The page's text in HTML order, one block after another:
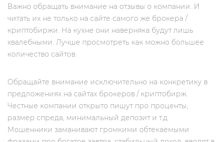
Важно обращать внимание на отзывы о компании. И
читать их не только на сайте самого же брокера /
криптобиржи. На кухне они наверняка будут лишь
хвалебными. Лучше просмотреть как можно большее
количество сайтов.
Обращайте внимание исключительно на конкретику в
предложениях на сайтах брокеров / криптобирж.
Честные компании открыто пишут про проценты,
размер спреда, минимальный депозит и т.д.
Мошенники заманивают громкими обтекаемыми